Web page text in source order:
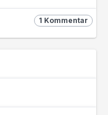
1 Kommentar